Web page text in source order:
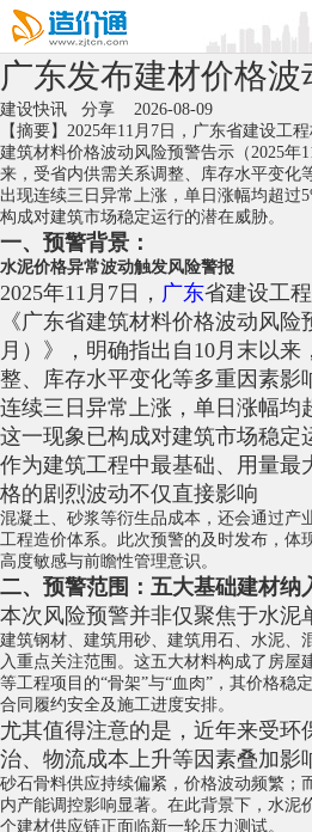
广东发布建材价格波
建设快讯 分享 2026-08-09
【摘要】2025年11月7日，广东省建设工
建筑材料价格波动风险预警告示（2025年
来，受省内供需关系调整、库存水平变化
出现连续三日异常上涨，单日涨幅均超过
构成对建筑市场稳定运行的潜在威胁。
一、预警背景：
水泥价格异常波动触发风险警报
2025年11月7日， 广东省建设工
《广东省建筑材料价格波动风险
月）》，明确指出自10月末以来
整、库存水平变化等多重因素影
连续三日异常上涨，单日涨幅均
这一现象已构成对建筑市场稳定
作为建筑工程中最基础、用量最
格的剧烈波动不仅直接影响
混凝土、砂浆等衍生品成本，还会通过产
工程造价体系。此次预警的及时发布，体
高度敏感与前瞻性管理意识。
二、预警范围：五大基础建材纳
本次风险预警并非仅聚焦于水泥
建筑钢材、建筑用砂、 建筑用石、水泥、
入重点关注范围。这五大材料构成了房屋
等工程项目的“骨架”与“血肉”，其价格稳
合同履约安全及施工进度安排。
尤其值得注意的是，近年来受环
治、物流成本上升等因素叠加影
砂石骨料供应持续偏紧，价格波动频繁；
内产能调控影响显著。在此背景下，水泥
个建材供应链正面临新一轮压力测试。